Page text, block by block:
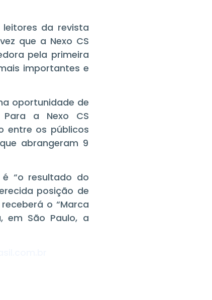
da revista
que a Nexo CS
pela primeira
importantes e
oportunidade de
a Nexo CS
entre os públicos
abrangeram 9
“o resultado do
posição de
o “Marca
em São Paulo, a